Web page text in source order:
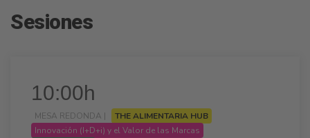
Sesiones
10:00h
MESA REDONDA |
THE ALIMENTARIA HUB
Innovación (I+D+i) y el Valor de las Marcas